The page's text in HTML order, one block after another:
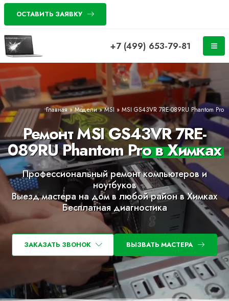
ОСТАВИТЬ ЗАЯВКУ
+7 (499) 653-79-81
Главная»Модели»MSI» MSI GS43VR 7RE-089RU Phantom Pro
Ремонт MSI GS43VR 7RE-
089RU Phantom Pro в Химках
Профессиональный ремонт компьютеров и
ноутбуков
Выезд мастера на дом в любой район в Химках
Бесплатная диагностика
ЗАКАЗАТЬ ЗВОНОК ВЫЗВАТЬ МАСТЕРА